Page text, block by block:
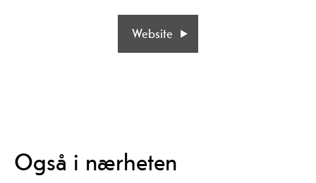
Website
Også i nærheten